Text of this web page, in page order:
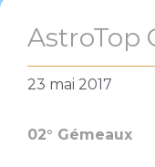
AstroTop
23 mai 2017
02° Gémeaux